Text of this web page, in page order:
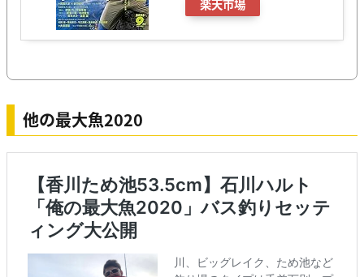
楽天市場
他の最大魚2020